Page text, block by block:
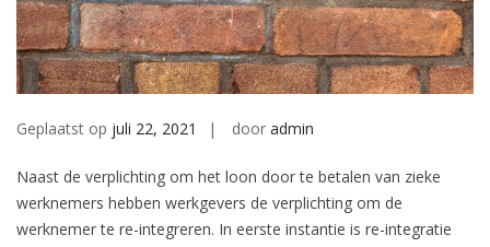
Geplaatst op juli 22, 2021 door admin
Naast de verplichting om het loon door te betalen van zieke
werknemers hebben werkgevers de verplichting om de
werknemer te re-integreren. In eerste instantie is re-integratie